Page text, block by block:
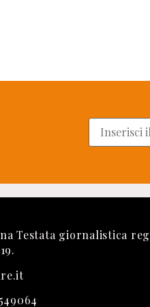
Testata giornalistica